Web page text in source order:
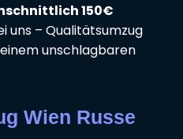
150€
uns – Qualitätsumzug
unschlagbaren
Wien Russe